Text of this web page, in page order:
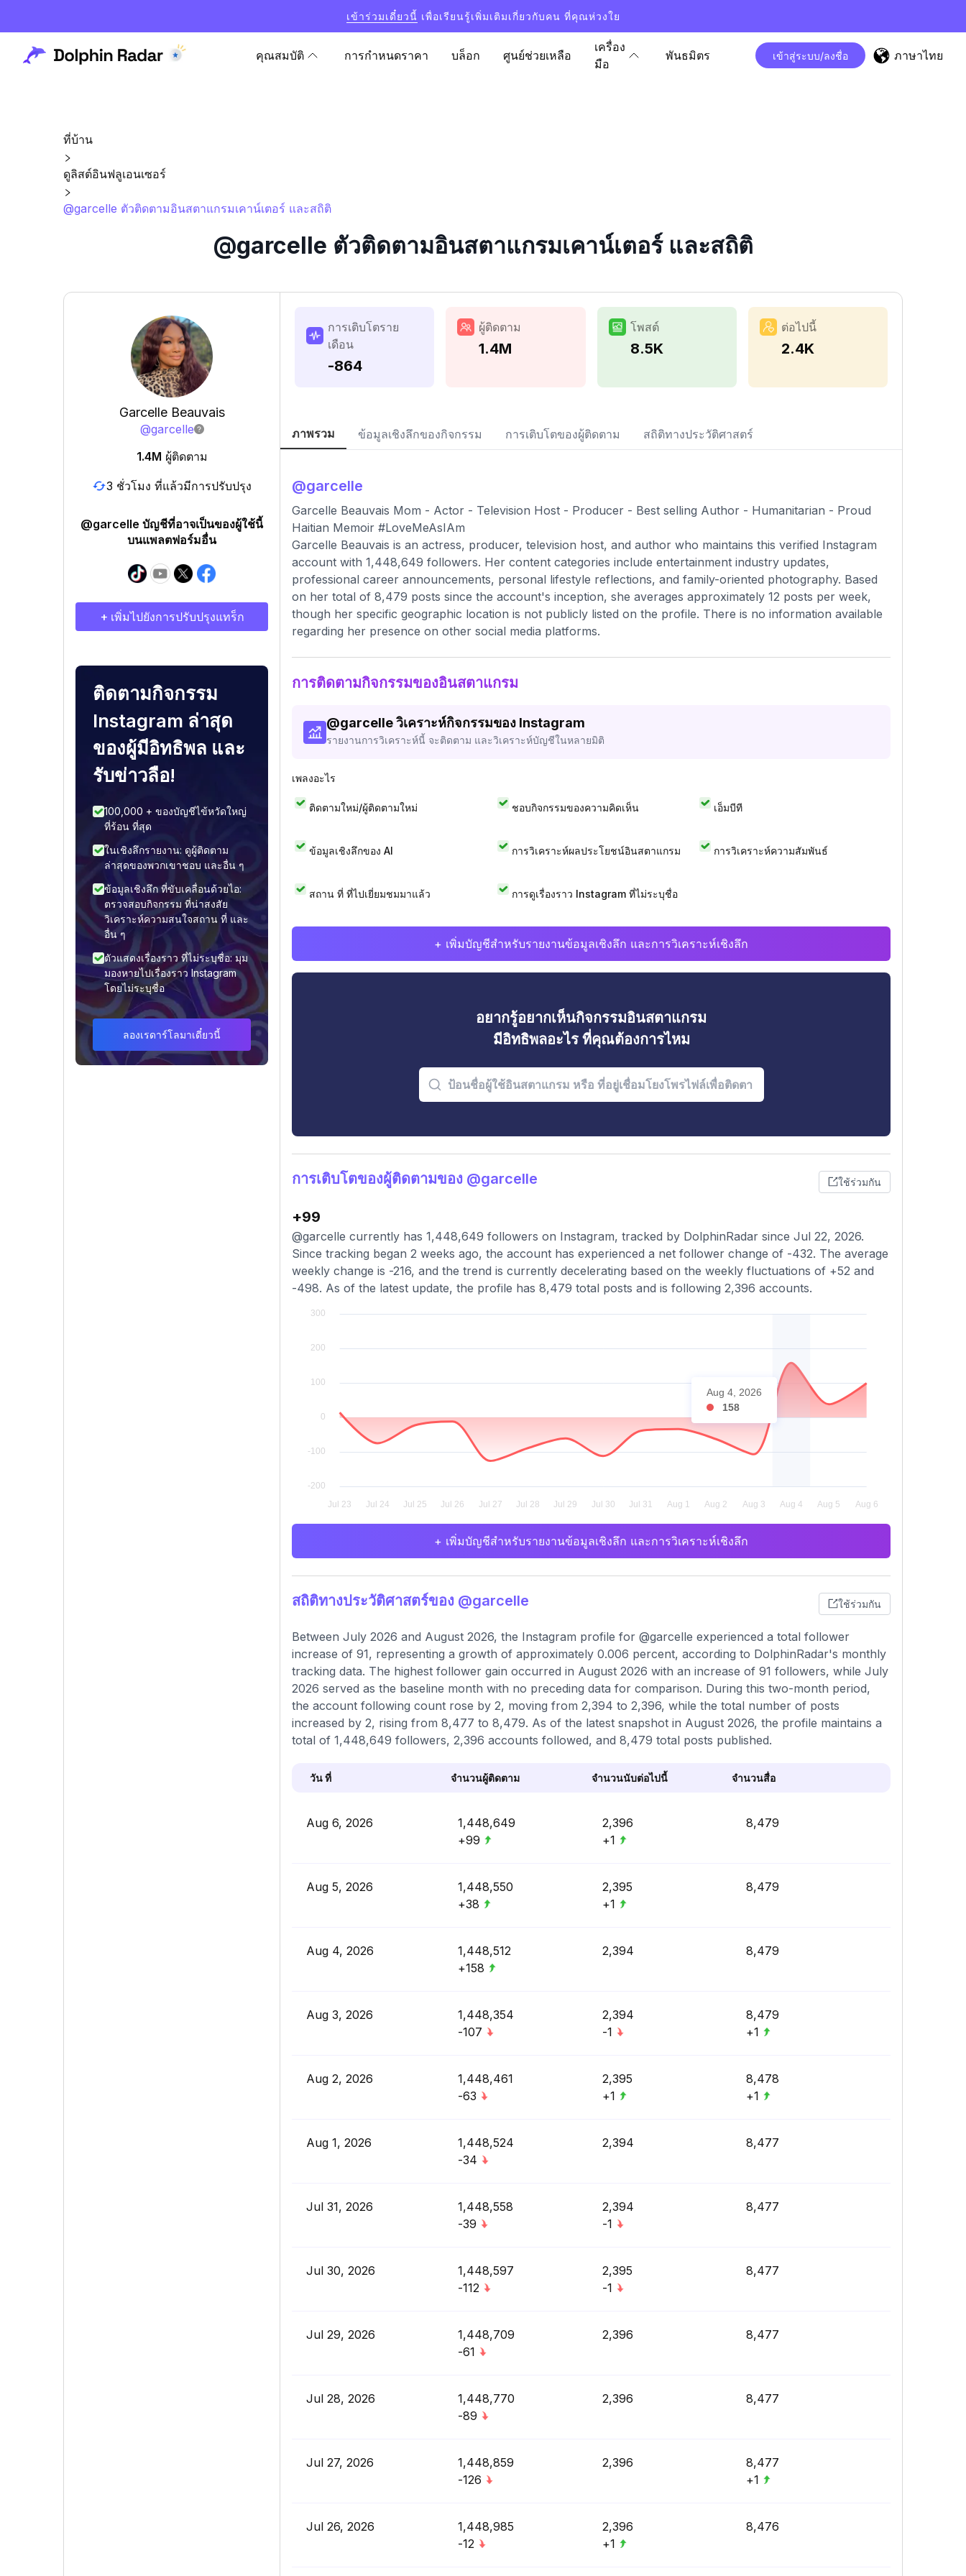
เข้าร่วมเดี๋ยวนี้ เพื่อเรียนรู้เพิ่มเติมเกี่ยวกับคน ที่คุณห่วงใย
คุณสมบัติ การกำหนดราคา บล็อก ศูนย์ช่วยเหลือ
เครื่อง
มือ
พันธมิตร เข้าสู่ระบบ/ลงชื่อ ภาษาไทย
ที่บ้าน
ดูลิสต์อินฟลูเอนเซอร์
@garcelle ตัวติดตามอินสตาแกรมเคาน์เตอร์ และสถิติ
@garcelle ตัวติดตามอินสตาแกรมเคาน์เตอร์ และสถิติ
Garcelle Beauvais
@garcelle
1.4M ผู้ติดตาม
3 ชั่วโมง ที่แล้วมีการปรับปรุง
@garcelle บัญชีที่อาจเป็นของผู้ใช้นี้
บนแพลตฟอร์มอื่น
+ เพิ่มไปยังการปรับปรุงแทร็ก
ติดตามกิจกรรม
Instagram ล่าสุด
ของผู้มีอิทธิพล และ
รับข่าวลือ!
100,000 + ของบัญชีไข้หวัดใหญ่
ที่ร้อน ที่สุด
ในเชิงลึกรายงาน: ดูผู้ติดตาม
ล่าสุดของพวกเขาชอบ และอื่น ๆ
ข้อมูลเชิงลึก ที่ขับเคลื่อนด้วยไอ:
ตรวจสอบกิจกรรม ที่น่าสงสัย
วิเคราะห์ความสนใจสถาน ที่ และ
อื่น ๆ
ตัวแสดงเรื่องราว ที่ไม่ระบุชื่อ: มุม
มองหายไปเรื่องราว Instagram
โดยไม่ระบุชื่อ
ลองเรดาร์โลมาเดี๋ยวนี้
การเติบโตราย
เดือน
-864
ผู้ติดตาม
1.4M
โพสต์
8.5K
ต่อไปนี้
2.4K
ภาพรวม ข้อมูลเชิงลึกของกิจกรรม การเติบโตของผู้ติดตาม สถิติทางประวัติศาสตร์
@garcelle
Garcelle Beauvais Mom - Actor - Television Host - Producer - Best selling Author - Humanitarian - Proud
Haitian Memoir #LoveMeAsIAm
Garcelle Beauvais is an actress, producer, television host, and author who maintains this verified Instagram
account with 1,448,649 followers. Her content categories include entertainment industry updates,
professional career announcements, personal lifestyle reflections, and family-oriented photography. Based
on her total of 8,479 posts since the account's inception, she averages approximately 12 posts per week,
though her specific geographic location is not publicly listed on the profile. There is no information available
regarding her presence on other social media platforms.
การติดตามกิจกรรมของอินสตาแกรม
@garcelleวิเคราะห์กิจกรรมของ Instagram
รายงานการวิเคราะห์นี้ จะติดตาม และวิเคราะห์บัญชีในหลายมิติ
เพลงอะไร
ติดตามใหม่/ผู้ติดตามใหม่ ชอบกิจกรรมของความคิดเห็น เอ็มบีที
ข้อมูลเชิงลึกของ AI การวิเคราะห์ผลประโยชน์อินสตาแกรม การวิเคราะห์ความสัมพันธ์
สถาน ที่ ที่ไปเยี่ยมชมมาแล้ว การดูเรื่องราว Instagram ที่ไม่ระบุชื่อ
+ เพิ่มบัญชีสำหรับรายงานข้อมูลเชิงลึก และการวิเคราะห์เชิงลึก
อยากรู้อยากเห็นกิจกรรมอินสตาแกรม
มีอิทธิพลอะไร ที่คุณต้องการไหม
การเติบโตของผู้ติดตามของ @garcelle ใช้ร่วมกัน
+99
@garcelle currently has 1,448,649 followers on Instagram, tracked by DolphinRadar since Jul 22, 2026.
Since tracking began 2 weeks ago, the account has experienced a net follower change of -432. The average
weekly change is -216, and the trend is currently decelerating based on the weekly fluctuations of +52 and
-498. As of the latest update, the profile has 8,479 total posts and is following 2,396 accounts.
Aug 4, 2026
158
+ เพิ่มบัญชีสำหรับรายงานข้อมูลเชิงลึก และการวิเคราะห์เชิงลึก
สถิติทางประวัติศาสตร์ของ @garcelle ใช้ร่วมกัน
Between July 2026 and August 2026, the Instagram profile for @garcelle experienced a total follower
increase of 91, representing a growth of approximately 0.006 percent, according to DolphinRadar's monthly
tracking data. The highest follower gain occurred in August 2026 with an increase of 91 followers, while July
2026 served as the baseline month with no preceding data for comparison. During this two-month period,
the account following count rose by 2, moving from 2,394 to 2,396, while the total number of posts
increased by 2, rising from 8,477 to 8,479. As of the latest snapshot in August 2026, the profile maintains a
total of 1,448,649 followers, 2,396 accounts followed, and 8,479 total posts published.
วัน ที่ จำนวนผู้ติดตาม จำนวนนับต่อไปนี้ จำนวนสื่อ
Aug 6, 2026
1,448,649
+99
2,396
+1
8,479
Aug 5, 2026
1,448,550
+38
2,395
+1
8,479
Aug 4, 2026
1,448,512
+158
2,394 8,479
Aug 3, 2026
1,448,354
-107
2,394
-1
8,479
+1
Aug 2, 2026
1,448,461
-63
2,395
+1
8,478
+1
Aug 1, 2026
1,448,524
-34
2,394 8,477
Jul 31, 2026
1,448,558
-39
2,394
-1
8,477
Jul 30, 2026
1,448,597
-112
2,395
-1
8,477
Jul 29, 2026
1,448,709
-61
2,396 8,477
Jul 28, 2026
1,448,770
-89
2,396 8,477
Jul 27, 2026
1,448,859
-126
2,396
8,477
+1
Jul 26, 2026
1,448,985
-12
2,396
+1
8,476